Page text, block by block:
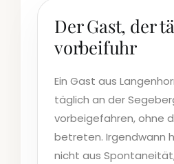
Der Gast, der
vorbeifuhr
Ein Gast aus
täglich an der
vorbeigefahren, ohne
betreten. Irgendwann
nicht aus